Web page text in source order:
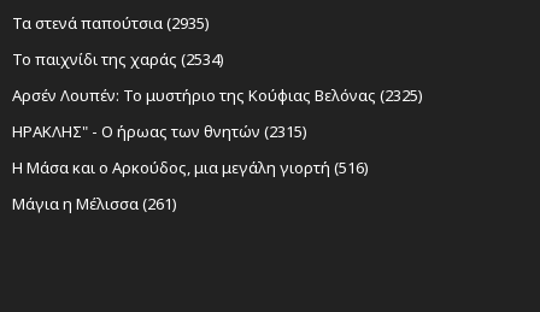
Τα στενά παπούτσια (2935)
Το παιχνίδι της χαράς (2534)
Αρσέν Λουπέν: Το μυστήριο της Κούφιας Βελόνας (2325)
ΗΡΑΚΛΗΣ" - Ο ήρωας των θνητών (2315)
Η Μάσα και ο Αρκούδος, μια μεγάλη γιορτή (516)
Μάγια η Μέλισσα (261)